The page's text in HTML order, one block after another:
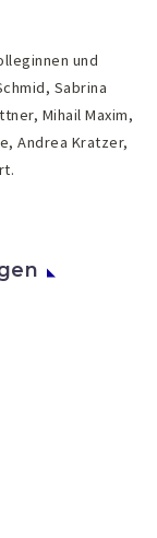
und
Sabrina
Mihail Maxim,
Andrea Kratzer,